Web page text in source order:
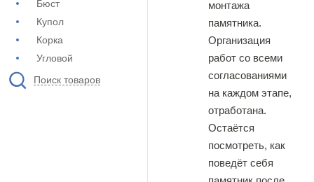
Бюст
Купол
Корка
Угловой
Поиск товаров
монтажа
памятника.
Организация
работ со всеми
согласованиями
на каждом этапе,
отработана.
Остаётся
посмотреть, как
поведёт себя